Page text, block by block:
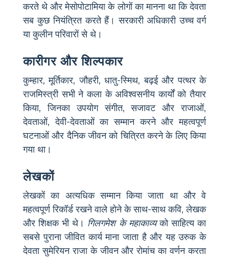
करते थे और मेसोपोटामिया के लोगों का मानना था कि देवता
सब कुछ नियंत्रित करते हैं। सरकारी अधिकारी उच्च वर्ग
या कुलीन परिवारों से थे।
कारीगर और शिल्पकार
कुम्हार, मूर्तिकार, जौहरी, धातु-स्मिथ, बढ़ई और पत्थर के
राजमिस्त्री सभी ने कला के अविश्वसनीय कार्यों को तैयार
किया, जिनका उपयोग संगीत, सजावट और राजाओं,
देवताओं, देवी-देवताओं का सम्मान करने और महत्वपूर्ण
घटनाओं और दैनिक जीवन को चित्रित करने के लिए किया
गया था।
लेखकों
लेखकों का अत्यधिक सम्मान किया जाता था और वे
महत्वपूर्ण रिकॉर्ड रखने वाले होने के साथ-साथ कवि, लेखक
और शिक्षक भी थे। गिलगमेश के महाकाव्यको साहित्य का
सबसे पुराना जीवित कार्य माना जाता है और यह उरुक के
देवता सुमेरियन राजा के जीवन और रोमांच का वर्णन करता